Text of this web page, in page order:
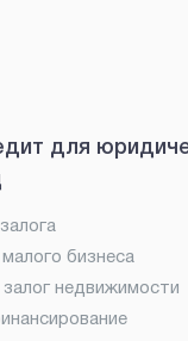
для
бизнеса
залог недвижимости